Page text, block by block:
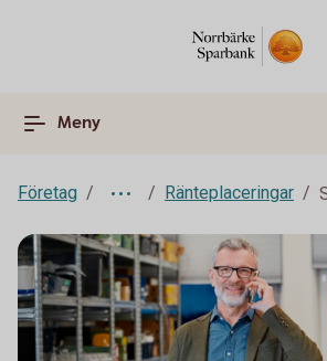
Meny
Företag Ränteplaceringar